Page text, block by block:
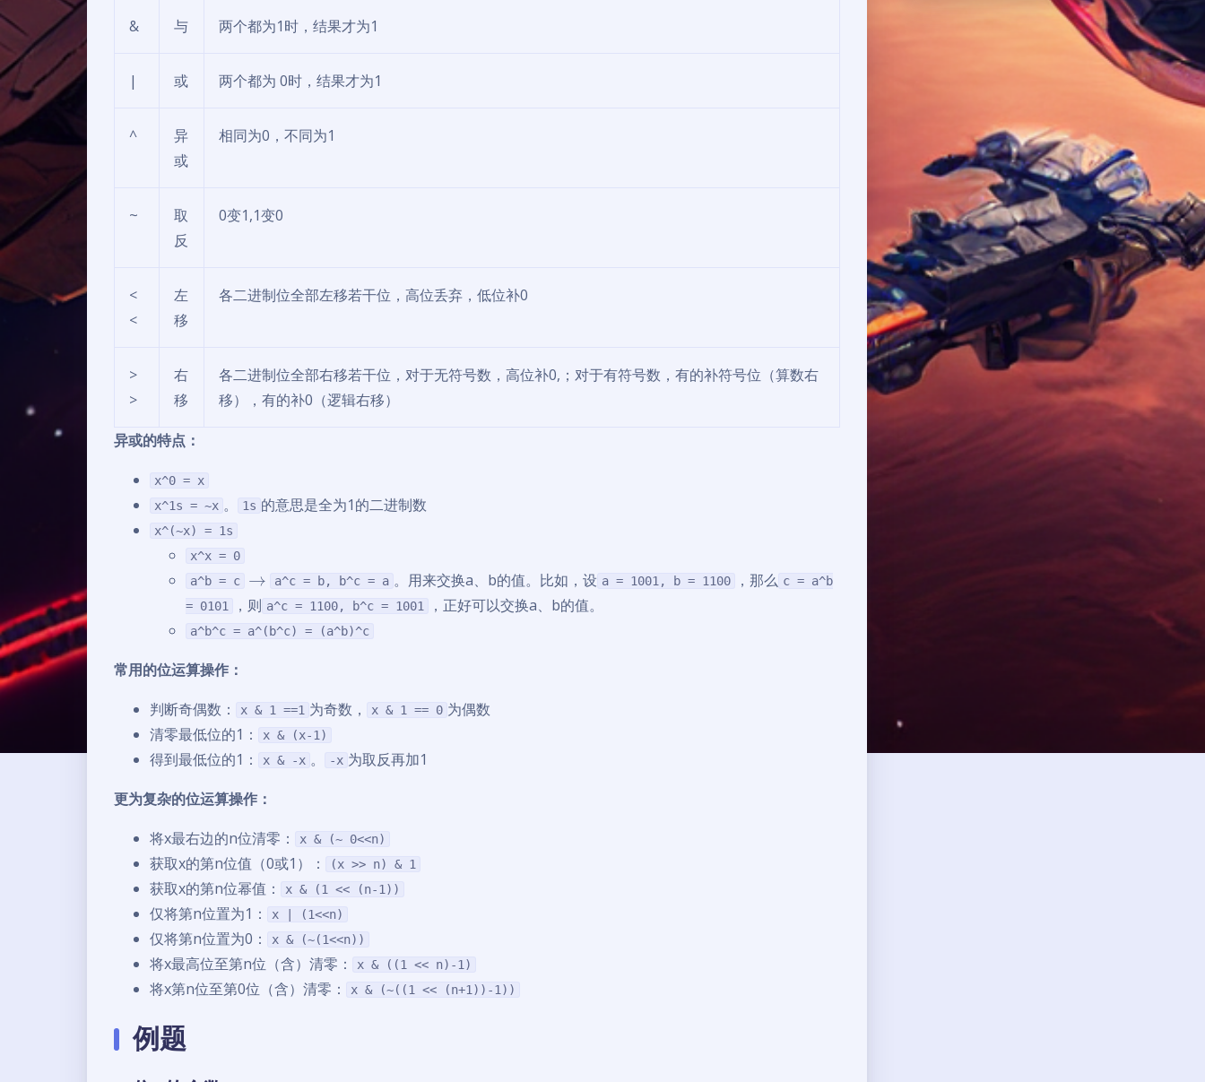
& 与 两个都为1时，结果才为1
| 或 两个都为 0时，结果才为1
^
异
或
相同为0，不同为1
~
取
反
0变1,1变0
<
<
左
移
各二进制位全部左移若干位，高位丢弃，低位补0
>
>
右
移
各二进制位全部右移若干位，对于无符号数，高位补0,；对于有符号数，有的补符号位（算数右
移），有的补0（逻辑右移）
异或的特点：
x^0 = x
x^1s = ~x 。 1s 的意思是全为1的二进制数
x^(~x) = 1s
x^x = 0
a^b = c
→ a^c = b, b^c = a 。用来交换a、b的值。比如，设 a = 1001, b = 1100 ，那么 c = a^b
= 0101
，则 a^c = 1100, b^c = 1001 ，正好可以交换a、b的值。
a^b^c = a^(b^c) = (a^b)^c
常用的位运算操作：
判断奇偶数：
x & 1 ==1 为奇数， x & 1 == 0 为偶数
清零最低位的1：
x & (x-1)
得到最低位的1： x & -x 。 -x 为取反再加1
更为复杂的位运算操作：
将x最右边的n位清零：
x & (~ 0<<n)
获取x的第n位值（0或1）： (x >> n) & 1
获取x的第n位幂值： x & (1 << (n-1))
仅将第n位置为1： x | (1<<n)
仅将第n位置为0： x & (~(1<<n))
将x最高位至第n位（含）清零： x & ((1 << n)-1)
将x第n位至第0位（含）清零： x & (~((1 << (n+1))-1))
例题